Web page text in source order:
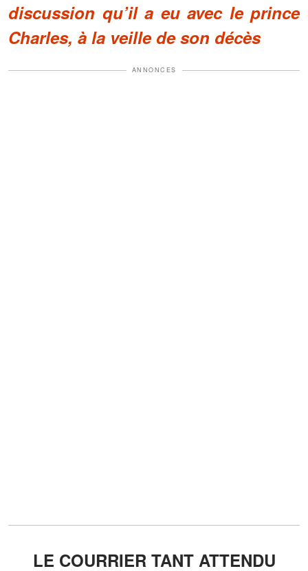
discussion qu’il a eu avec le prince
Charles, à la veille de son décès
ANNONCES
LE COURRIER TANT ATTENDU